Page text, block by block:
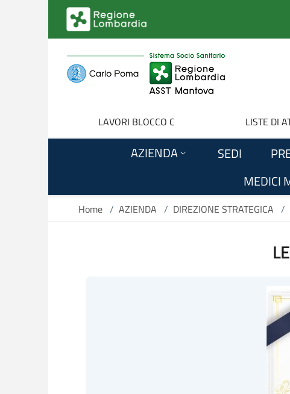
Salta al contenuto principale
LAVORI BLOCCO C LISTE DI
AZIENDA SEDI
MEDICI
Home / AZIENDA / DIREZIONE STRATEGICA /